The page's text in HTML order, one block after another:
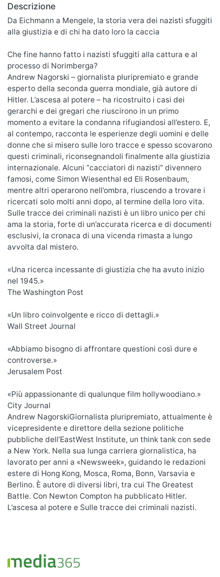
Descrizione
Da Eichmann a Mengele, la storia vera dei nazisti sfuggiti
alla giustizia e di chi ha dato loro la caccia
Che fine hanno fatto i nazisti sfuggiti alla cattura e al
processo di Norimberga?
Andrew Nagorski – giornalista pluripremiato e grande
esperto della seconda guerra mondiale, già autore di
Hitler. L’ascesa al potere – ha ricostruito i casi dei
gerarchi e dei gregari che riuscirono in un primo
momento a evitare la condanna rifugiandosi all’estero. E,
al contempo, racconta le esperienze degli uomini e delle
donne che si misero sulle loro tracce e spesso scovarono
questi criminali, riconsegnandoli finalmente alla giustizia
internazionale. Alcuni “cacciatori di nazisti” divennero
famosi, come Simon Wiesenthal ed Eli Rosenbaum,
mentre altri operarono nell’ombra, riuscendo a trovare i
ricercati solo molti anni dopo, al termine della loro vita.
Sulle tracce dei criminali nazisti è un libro unico per chi
ama la storia, forte di un’accurata ricerca e di documenti
esclusivi, la cronaca di una vicenda rimasta a lungo
avvolta dal mistero.
«Una ricerca incessante di giustizia che ha avuto inizio
nel 1945.»
The Washington Post
«Un libro coinvolgente e ricco di dettagli.»
Wall Street Journal
«Abbiamo bisogno di affrontare questioni così dure e
controverse.»
Jerusalem Post
«Più appassionante di qualunque film hollywoodiano.»
City Journal
Andrew NagorskiGiornalista pluripremiato, attualmente è
vicepresidente e direttore della sezione politiche
pubbliche dell’EastWest Institute, un think tank con sede
a New York. Nella sua lunga carriera giornalistica, ha
lavorato per anni a «Newsweek», guidando le redazioni
estere di Hong Kong, Mosca, Roma, Bonn, Varsavia e
Berlino. È autore di diversi libri, tra cui The Greatest
Battle. Con Newton Compton ha pubblicato Hitler.
L’ascesa al potere e Sulle tracce dei criminali nazisti.